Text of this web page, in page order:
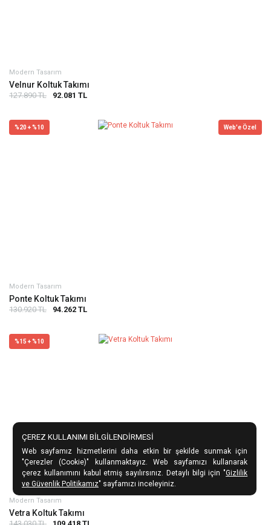
Modern Tasarım
Velnur Koltuk Takımı
127.890 TL 92.081 TL
%20 + %10 Web'e Özel
Modern Tasarım
Ponte Koltuk Takımı
130.920 TL 94.262 TL
%15 + %10
Modern Tasarım
Vetra Koltuk Takımı
ÇEREZ KULLANIMI BİLGİLENDİRMESİ
Web sayfamız hizmetlerini daha etkin bir şekilde sunmak için
"Çerezler (Cookie)" kullanmaktayız. Web sayfamızı kullanarak
çerez kullanımını kabul etmiş sayılırsınız. Detaylı bilgi için "Gizlilik
ve Güvenlik Politikamız" sayfamızı inceleyiniz.